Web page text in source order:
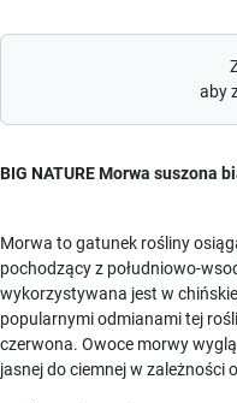
aby
BIG NATURE Morwa suszona
Morwa to gatunek rośliny
pochodzący z południowo-
wykorzystywana jest w
popularnymi odmianami tej
czerwona. Owoce morwy
jasnej do ciemnej w zależności